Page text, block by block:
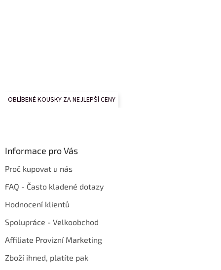
OBLÍBENÉ KOUSKY ZA NEJLEPŠÍ CENY
Informace pro Vás
Proč kupovat u nás
FAQ - Často kladené dotazy
Hodnocení klientů
Spolupráce - Velkoobchod
Affiliate Provizní Marketing
Zboží ihned, platíte pak